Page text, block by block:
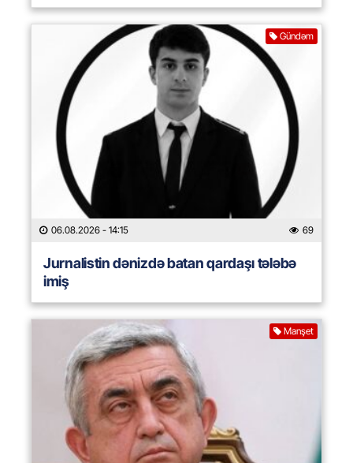
Gündəm
06.08.2026 - 14:15 69
Jurnalistin dənizdə batan qardaşı tələbə
imiş
Manşet